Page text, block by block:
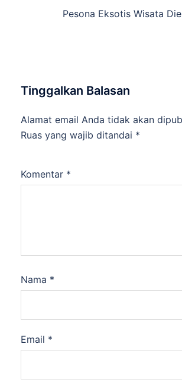
Pesona Eksotis Wisata
Tinggalkan Balasan
Alamat email Anda tidak akan
Ruas yang wajib ditandai *
Komentar *
Nama *
Email *